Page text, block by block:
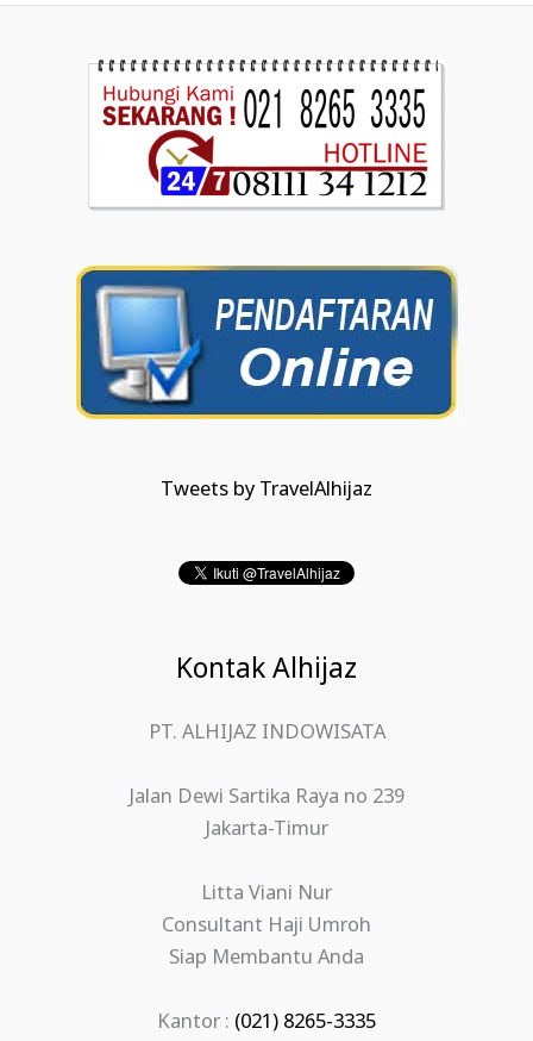
Tweets by TravelAlhijaz
Kontak Alhijaz
PT. ALHIJAZ INDOWISATA
Jalan Dewi Sartika Raya no 239
Jakarta-Timur
Litta Viani Nur
Consultant Haji Umroh
Siap Membantu Anda
Kantor : (021) 8265-3335